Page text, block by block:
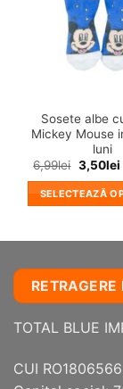
fi
în
Sosete albe
Mickey Mouse
luni
6,99lei 3,50lei
SELECTEAZĂ
mai
fi
TOTAL BLUE
CUI